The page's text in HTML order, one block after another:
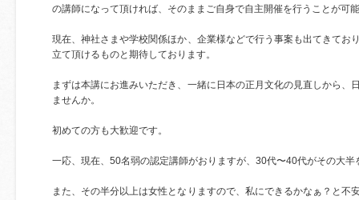
の講師になって頂ければ、そのままご自身で自主開催を行うことが可
現在、神社さまや学校関係ほか、企業様などで行う事案も出てきてお
立て頂けるものと期待しております。
まずは本講にお進みいただき、一緒に日本の正月文化の見直しから、
ませんか。
初めての方も大歓迎です。
一応、現在、50名弱の認定講師がおりますが、30代〜40代がその大半
また、その半分以上は女性となりますので、私にできるかなぁ？と不